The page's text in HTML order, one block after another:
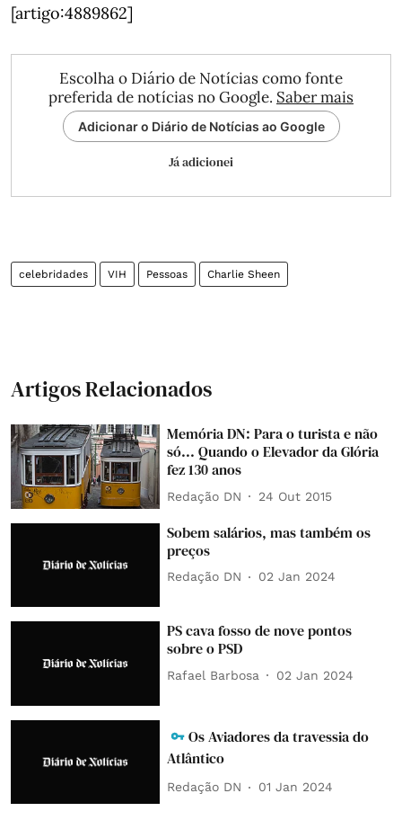
[artigo:4889862]
Escolha o Diário de Notícias como fonte
preferida de notícias no Google. Saber mais
Adicionar o Diário de Notícias ao Google
Já adicionei
celebridades VIH Pessoas Charlie Sheen
Artigos Relacionados
Memória DN: Para o turista e não
só... Quando o Elevador da Glória
fez 130 anos
Redação DN 24 Out 2015
Sobem salários, mas também os
preços
Redação DN 02 Jan 2024
PS cava fosso de nove pontos
sobre o PSD
Rafael Barbosa 02 Jan 2024
Os Aviadores da travessia do
Atlântico
Redação DN 01 Jan 2024